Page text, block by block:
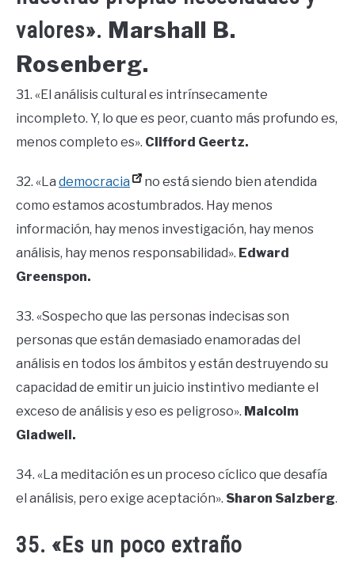
valores». Marshall B.
Rosenberg.
31. «El análisis cultural es intrínsecamente
incompleto. Y, lo que es peor, cuanto más profundo es,
menos completo es». Clifford Geertz.
32. «La democracia
no está siendo bien atendida
como estamos acostumbrados. Hay menos
información, hay menos investigación, hay menos
análisis, hay menos responsabilidad». Edward
Greenspon.
33. «Sospecho que las personas indecisas son
personas que están demasiado enamoradas del
análisis en todos los ámbitos y están destruyendo su
capacidad de emitir un juicio instintivo mediante el
exceso de análisis y eso es peligroso». Malcolm
Gladwell.
34. «La meditación es un proceso cíclico que desafía
el análisis, pero exige aceptación». Sharon Salzberg.
35. «Es un poco extraño